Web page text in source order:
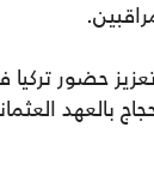
حضور تركيا
بالعهد